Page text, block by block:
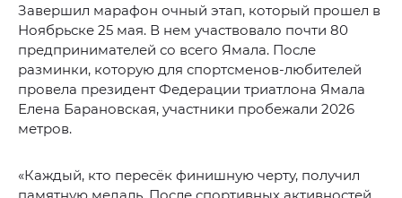
Завершил марафон очный этап, который прошел в
Ноябрьске 25 мая. В нем участвовало почти 80
предпринимателей со всего Ямала. После
разминки, которую для спортсменов-любителей
провела президент Федерации триатлона Ямала
Елена Барановская, участники пробежали 2026
метров.
«Каждый, кто пересёк финишную черту, получил